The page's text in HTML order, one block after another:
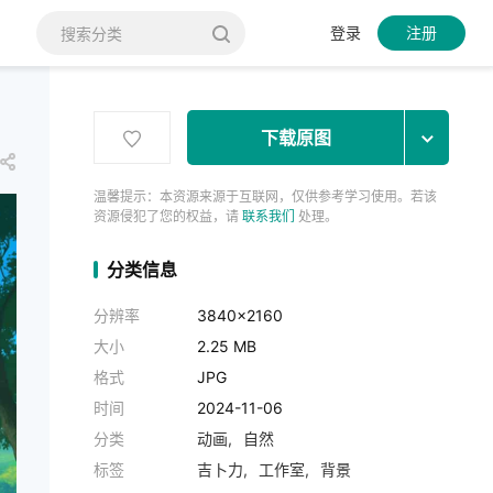
登录 注册
下载原图
温馨提示：本资源来源于互联网，仅供参考学习使用。若该
资源侵犯了您的权益，请联系我们 处理。
分类信息
分辨率
3840x2160
大小
2.25 MB
格式
JPG
时间
2024-11-06
分类
动画
自然
标签
吉卜力 工作室 背景